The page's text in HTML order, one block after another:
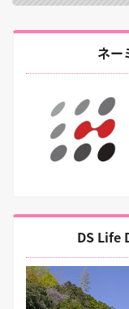
ネー
DS Life